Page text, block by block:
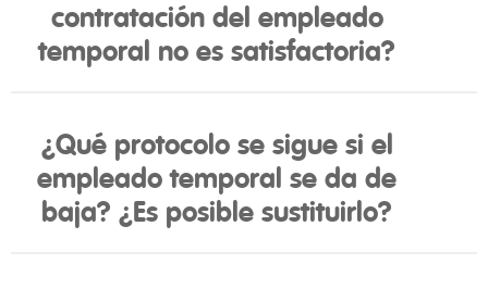
contratación del empleado
temporal no es satisfactoria?
¿Qué protocolo se sigue si el
empleado temporal se da de
baja? ¿Es posible sustituirlo?